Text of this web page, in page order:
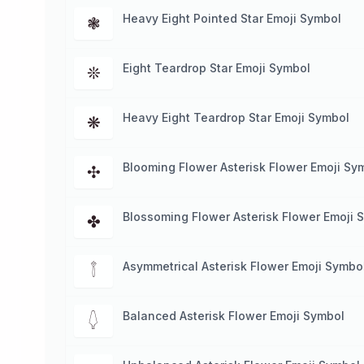
❃ Heavy Eight Pointed Star Emoji Symbol
❊ Eight Teardrop Star Emoji Symbol
❋ Heavy Eight Teardrop Star Emoji Symbol
✣ Blooming Flower Asterisk Flower Emoji
✤ Blossoming Flower Asterisk Flower Emoji
𓇕 Asymmetrical Asterisk Flower Emoji
𓆭 Balanced Asterisk Flower Emoji Symbol